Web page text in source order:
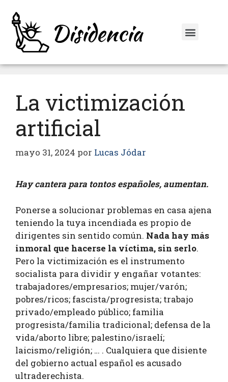
La victimización
artificial
mayo 31, 2024 por Lucas Jódar
Hay cantera para tontos españoles, aumentan.
Ponerse a solucionar problemas en casa ajena
teniendo la tuya incendiada es propio de
dirigentes sin sentido común. Nada hay más
inmoral que hacerse la víctima, sin serlo.
Pero la victimización es el instrumento
socialista para dividir y engañar votantes:
trabajadores/empresarios; mujer/varón;
pobres/ricos; fascista/progresista; trabajo
privado/empleado público; familia
progresista/familia tradicional; defensa de la
vida/aborto libre; palestino/israelí;
laicismo/religión; … . Cualquiera que disiente
del gobierno actual español es acusado
ultraderechista.